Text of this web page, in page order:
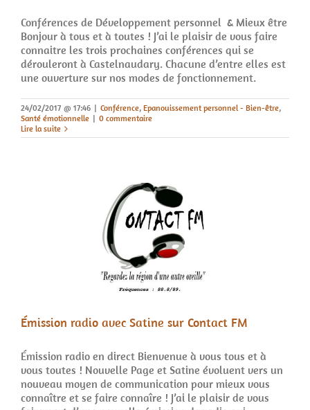
Conférences de Développement personnel & Mieux être
Bonjour à tous et à toutes ! J’ai le plaisir de vous faire
connaitre les trois prochaines conférences qui se
dérouleront à Castelnaudary. Chacune d’entre elles est
une ouverture sur nos modes de fonctionnement.
24/02/2017 @ 17:46 | Conférence, Epanouissement personnel - Bien-être,
Santé émotionnelle | 0 commentaire
Lire la suite
Émission radio avec Satine sur Contact FM
Émission radio en direct Bienvenue à vous tous et à
vous toutes ! Nouvelle Page et Satine évoluent vers un
nouveau moyen de communication pour mieux vous
connaître et se faire connaîre ! J’ai le plaisir de vous